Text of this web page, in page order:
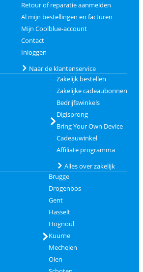
Retour of reparatie aanmelden
Al mijn bestellingen en facturen
Mijn Coolblue-account
Contact
Inloggen
Naar de klantenservice
Zakelijk bestellen
Zakelijke cadeaubonnen
Bedrijfswinkels
Digisprong
Bring Your Own Device
Cadeauwinkel
Affiliate programma
Alles over zakelijk
Brugge
Drogenbos
Gent
Hasselt
Hognoul
Kuurne
Mechelen
Olen